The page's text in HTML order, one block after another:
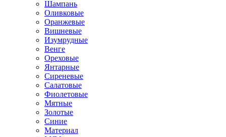
Шампань
Оливковые
Оранжевые
Вишневые
Изумрудные
Венге
Ореховые
Янтарные
Сиреневые
Салатовые
Фиолетовые
Мятные
Золотые
Синие
Материал